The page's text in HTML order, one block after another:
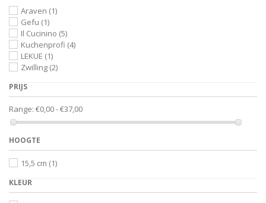
Araven (1)
Gefu (1)
Il Cucinino (5)
Kuchenprofi (4)
LEKUE (1)
Zwilling (2)
PRIJS
Range: €0,00 - €37,00
HOOGTE
15,5 cm (1)
KLEUR